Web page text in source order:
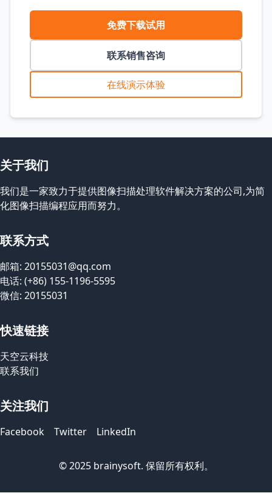
免费下载试用
联系销售咨询
在线演示体验
关于我们
我们是一家致力于提供图像扫描处理软件解决方案的公司,为简
化图像扫描编程应用而努力。
联系方式
邮箱: 20155031@qq.com
电话: (+86) 155-1196-5595
微信: 20155031
快速链接
天空云科技
联系我们
关注我们
Facebook Twitter LinkedIn
© 2025 brainysoft. 保留所有权利。